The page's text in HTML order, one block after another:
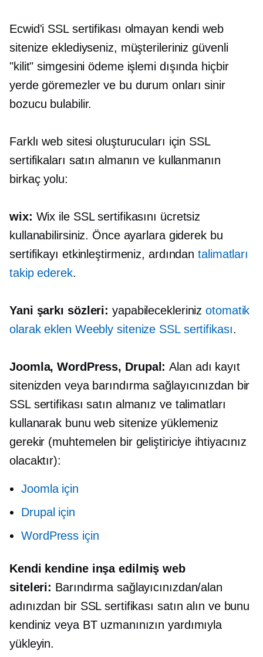
Ecwid'i SSL sertifikası olmayan kendi web
sitenize eklediyseniz, müşterileriniz güvenli
"kilit" simgesini ödeme işlemi dışında hiçbir
yerde göremezler ve bu durum onları sinir
bozucu bulabilir.
Farklı web sitesi oluşturucuları için SSL
sertifikaları satın almanın ve kullanmanın
birkaç yolu:
wix: Wix ile SSL sertifikasını ücretsiz
kullanabilirsiniz. Önce ayarlara giderek bu
sertifikayı etkinleştirmeniz, ardındantalimatları
takip ederek.
Yani şarkı sözleri: yapabileceklerinizotomatik
olarak eklen Weebly sitenize SSL sertifikası.
Joomla, WordPress, Drupal: Alan adı kayıt
sitenizden veya barındırma sağlayıcınızdan bir
SSL sertifikası satın almanız ve talimatları
kullanarak bunu web sitenize yüklemeniz
gerekir (muhtemelen bir geliştiriciye ihtiyacınız
olacaktır):
Joomla için
Drupal için
WordPress için
Kendi kendine inşa edilmiş web
siteleri: Barındırma sağlayıcınızdan/alan
adınızdan bir SSL sertifikası satın alın ve bunu
kendiniz veya BT uzmanınızın yardımıyla
yükleyin.